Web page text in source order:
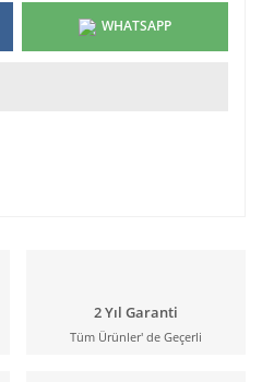
WHATSAPP
2 Yıl Garanti
Tüm Ürünler' de Geçerli